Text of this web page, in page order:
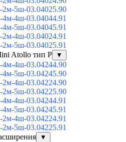
5ш-03.04025.90
4ш-03.04044.91
5ш-03.04045.91
4ш-03.04024.91
5ш-03.04025.91
Atollo тип Р
▼
4ш-03.04244.90
5ш-03.04245.90
4ш-03.04224.90
5ш-03.04225.90
4ш-03.04244.91
5ш-03.04245.91
4ш-03.04224.91
5ш-03.04225.91
▼